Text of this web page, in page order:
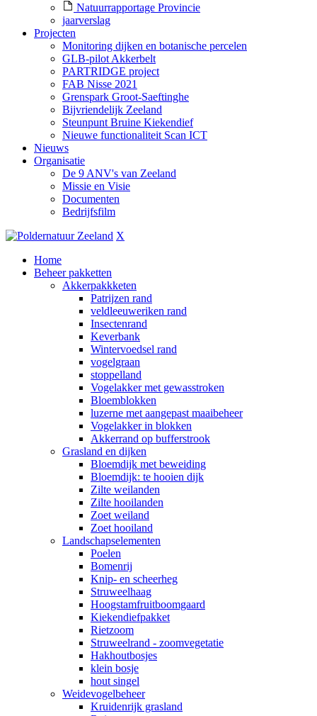
Natuurrapportage Provincie
jaarverslag
Projecten
Monitoring dijken en botanische percelen
GLB-pilot Akkerbelt
PARTRIDGE project
FAB Nisse 2021
Grenspark Groot-Saeftinghe
Bijvriendelijk Zeeland
Steunpunt Bruine Kiekendief
Nieuwe functionaliteit Scan ICT
Nieuws
Organisatie
De 9 ANV's van Zeeland
Missie en Visie
Documenten
Bedrijfsfilm
X
Home
Beheer pakketten
Akkerpakkketen
Patrijzen rand
veldleeuweriken rand
Insectenrand
Keverbank
Wintervoedsel rand
vogelgraan
stoppelland
Vogelakker met gewasstroken
Bloemblokken
luzerne met aangepast maaibeheer
Vogelakker in blokken
Akkerrand op bufferstrook
Grasland en dijken
Bloemdijk met beweiding
Bloemdijk: te hooien dijk
Zilte weilanden
Zilte hooilanden
Zoet weiland
Zoet hooiland
Landschapselementen
Poelen
Bomenrij
Knip- en scheerheg
Struweelhaag
Hoogstamfruitboomgaard
Kiekendiefpakket
Rietzoom
Struweelrand - zoomvegetatie
Hakhoutbosjes
klein bosje
hout singel
Weidevogelbeheer
Kruidenrijk grasland